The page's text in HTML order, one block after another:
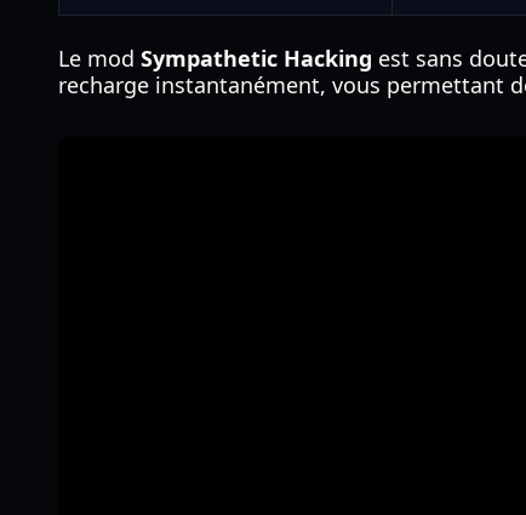
Le mod Sympathetic Hacking est sans
recharge instantanément, vous permettant